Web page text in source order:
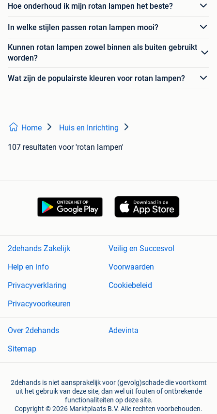
Hoe onderhoud ik mijn rotan lampen het beste?
In welke stijlen passen rotan lampen mooi?
Kunnen rotan lampen zowel binnen als buiten gebruikt
worden?
Wat zijn de populairste kleuren voor rotan lampen?
Home Huis en Inrichting
107 resultaten voor 'rotan lampen'
2dehands Zakelijk
Veilig en Succesvol
Help en info
Voorwaarden
Privacyverklaring
Cookiebeleid
Privacyvoorkeuren
Over 2dehands
Adevinta
Sitemap
2dehands is niet aansprakelijk voor (gevolg)schade die voortkomt
uit het gebruik van deze site, dan wel uit fouten of ontbrekende
functionaliteiten op deze site.
Copyright © 2026 Marktplaats B.V. Alle rechten voorbehouden.